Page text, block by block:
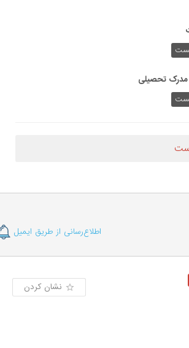
مدرک تحصیلی
اطلاع‌رسانی از طریق ایمیل
نشان کردن